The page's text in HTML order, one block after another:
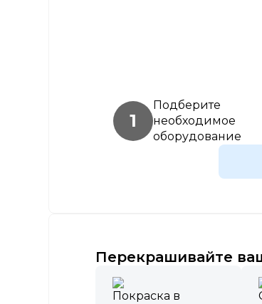
1
Подберите
необходимое
оборудование
Перекрашивайте
Покраска в